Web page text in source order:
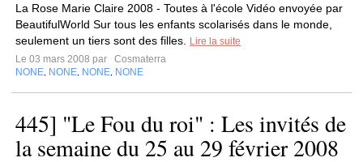
La Rose Marie Claire 2008 - Toutes à l'école Vidéo envoyée par
BeautifulWorld Sur tous les enfants scolarisés dans le monde,
seulement un tiers sont des filles.
Lire la suite
Le 03 mars 2008 par
Cosmaterra
NONE NONE NONE NONE
445] "Le Fou du roi" : Les invités de
la semaine du 25 au 29 février 2008